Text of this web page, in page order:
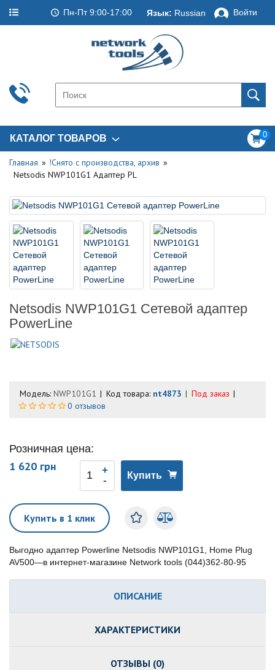
Пн-Пт 9:00-17:00 Язык: Russian Войти
КАТАЛОГ ТОВАРОВ 0
Главная
!Снято с производства, архив
Netsodis NWP101G1 Адаптер PL
Netsodis NWP101G1 Сетевой адаптер
PowerLine
Модель: NWP101G1 Код товара: nt4873
Под заказ
0 отзывов
Розничная цена:
1 620 грн
Купить
Купить в 1 клик
Выгодно адаптер Powerline Netsodis NWP101G1, Home Plug
AV500—в интернет-магазине Network tools (044)362-80-95
ОПИСАНИЕ
ХАРАКТЕРИСТИКИ
ОТЗЫВЫ (0)